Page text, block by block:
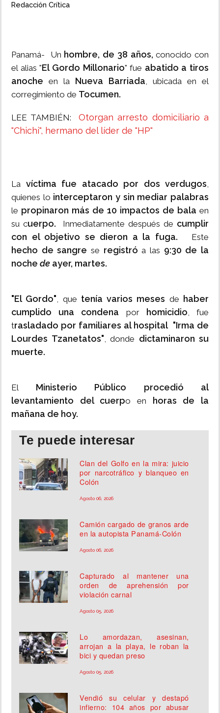
Redacción Crítica
Panamá- Un hombre, de 38 años, conocido con
el alias "El Gordo Millonario" fue abatido a tiros
anoche en la Nueva Barriada, ubicada en el
corregimiento de Tocumen.
LEE TAMBIÉN: Otorgan arresto domiciliario a
"Chichi", hermano del líder de "HP"
La víctima fue atacado por dos verdugos,
quienes lo interceptaron y sin mediar palabras
le propinaron más de 10 impactos de bala en
su cuerpo. Inmediatamente después de cumplir
con el objetivo se dieron a la fuga.
Este
hecho de sangre se registróa las 9:30 de la
noche de ayer, martes.
"El Gordo", que tenía varios meses de haber
cumplido una condena por homicidio, fue
trasladado por familiares al hospital "Irma de
Lourdes Tzanetatos", donde dictaminaron su
muerte.
El Ministerio Público procedió al
levantamiento del cuerpo en
horas de la
mañana de hoy.
Te puede interesar
Clan del Golfo en la mira: juicio
por narcotráfico y blanqueo en
Colón
Agosto 06, 2026
Camión cargado de granos arde
en la autopista Panamá-Colón
Agosto 06, 2026
Capturado al mantener una
orden de aprehensión por
violación carnal
Agosto 05, 2026
Lo amordazan, asesinan,
arrojan a la playa, le roban la
bici y quedan preso
Agosto 05, 2026
Vendió su celular y destapó
infierno: 104 años por abusar